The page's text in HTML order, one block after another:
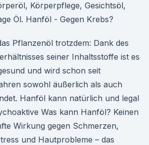
Körperpflege, Gesichtsöl,
Öl. Hanföl - Gegen Krebs?
Pflanzenöl trotzdem: Dank des
seiner Inhaltsstoffe ist es
und wird schon seit
sowohl äußerlich als auch
Hanföl kann natürlich und legal
Was kann Hanföl? Keinen
Wirkung gegen Schmerzen,
und Hautprobleme – das